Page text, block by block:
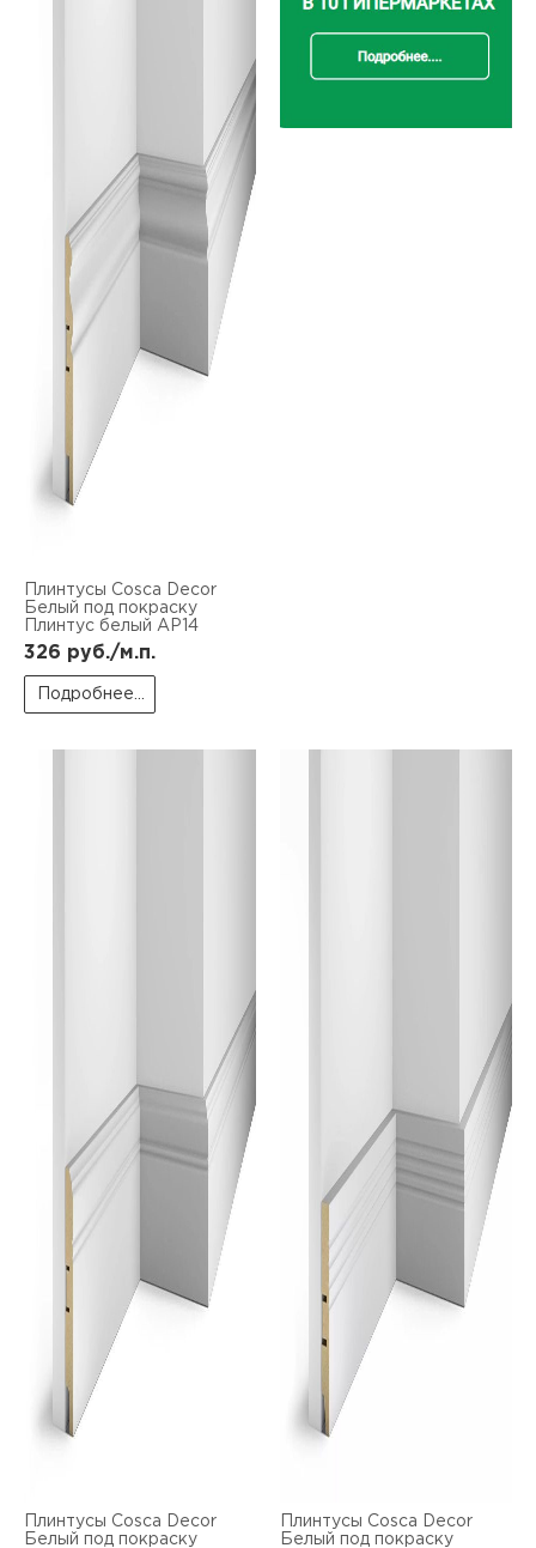
Плинтусы Cosca Decor
Белый под покраску
Плинтус белый AP14
326 руб./м.п.
Подробнее...
Плинтусы Cosca Decor
Белый под покраску
Плинтусы Cosca Decor
Белый под покраску